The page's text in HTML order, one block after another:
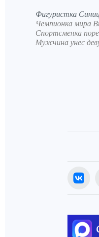
Фигуристка
Чемпионка мира
Спортсменка
Мужчина унес